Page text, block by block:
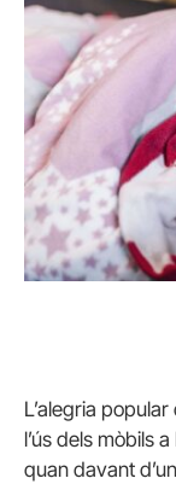
L’alegria
l’ús dels mòbils
quan davant